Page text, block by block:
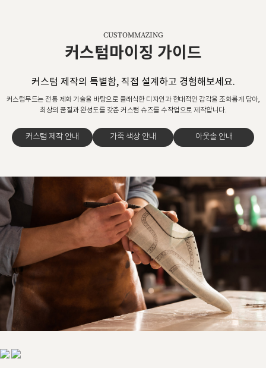
CUSTOMMAZING
커스텀마이징 가이드
커스텀 제작의 특별함, 직접 설계하고 경험해보세요.
커스텀무드는 전통 제화 기술을 바탕으로 클래식한 디자인과 현대적인 감각을 조화롭게 담아,
최상의 품질과 완성도를 갖춘 커스텀 슈즈를 수작업으로 제작합니다.
커스텀 제작 안내 가죽 색상 안내 아웃솔 안내